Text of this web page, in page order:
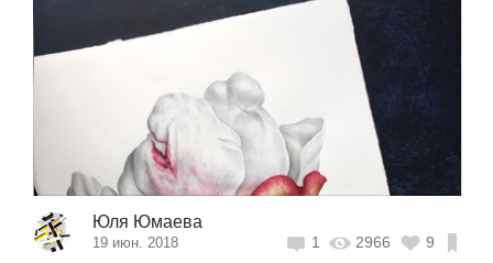
Юля Юмаева
19 июн. 2018 1 2966 9